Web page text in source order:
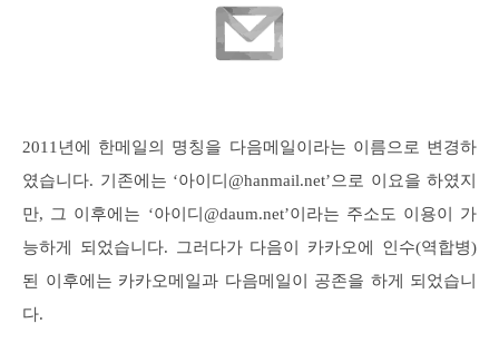
2011년에 한메일의 명칭을 다음메일이라는 이름으로 변경하
였습니다. 기존에는 ‘아이디@hanmail.net’으로 이요을 하였지
만, 그 이후에는 ‘아이디@daum.net’이라는 주소도 이용이 가
능하게 되었습니다. 그러다가 다음이 카카오에 인수(역합병)
된 이후에는 카카오메일과 다음메일이 공존을 하게 되었습니
다.